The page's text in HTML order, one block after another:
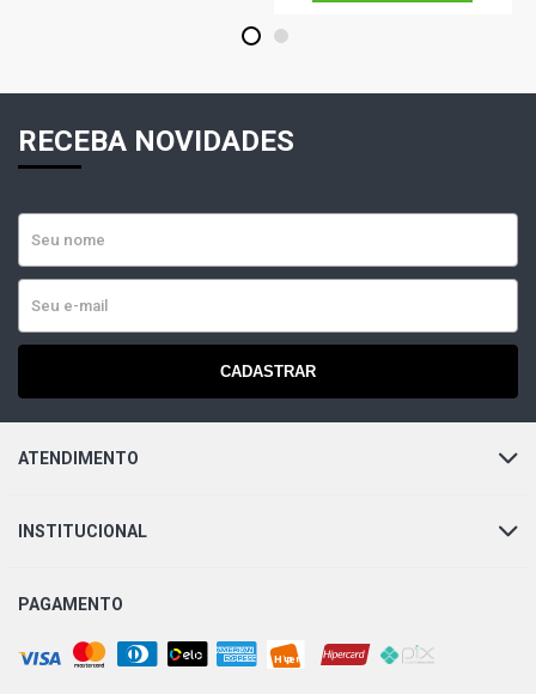
1 2
RECEBA NOVIDADES
CADASTRAR
ATENDIMENTO
INSTITUCIONAL
PAGAMENTO